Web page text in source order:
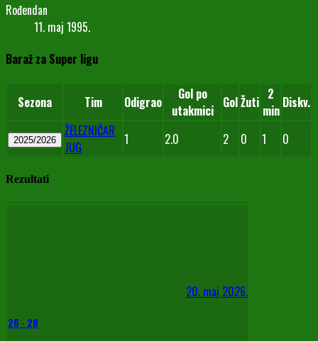
Rođendan
11. maj 1995.
Baraž za Super ligu
Sezona Tim Odigrao
Gol po
utakmici
GolŽuti 2
min Diskv.
2025/2026
ŽELEZNIČAR
JUG
1 2.0 2 0 1 0
Rezultati
20. maj 2026.
26 - 28